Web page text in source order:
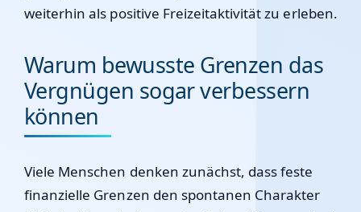
weiterhin als positive Freizeitaktivität zu erleben.
Warum bewusste Grenzen das
Vergnügen sogar verbessern
können
Viele Menschen denken zunächst, dass feste
finanzielle Grenzen den spontanen Charakter